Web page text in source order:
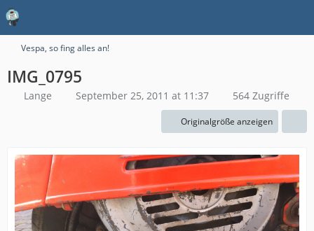
Vespa, so fing alles an!
IMG_0795
Lange September 25, 2011 at 11:37 564 Zugriffe
Originalgröße anzeigen